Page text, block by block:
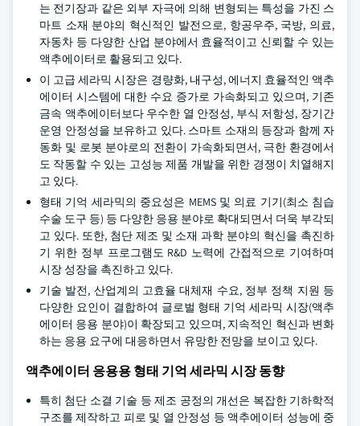
는 전기장과 같은 외부 자극에 의해 변형되는 특성을 가진 스
마트 소재 분야의 혁신적인 발전으로, 항공우주, 국방, 의료,
자동차 등 다양한 산업 분야에서 효율적이고 신뢰할 수 있는
액추에이터로 활용되고 있다.
이 고급 세라믹 시장은 경량화, 내구성, 에너지 효율적인 액추
에이터 시스템에 대한 수요 증가로 가속화되고 있으며, 기존
금속 액추에이터보다 우수한 열 안정성, 부식 저항성, 장기간
운영 안정성을 보유하고 있다. 스마트 소재의 등장과 함께 자
동화 및 로봇 분야로의 전환이 가속화되면서, 극한 환경에서
도 작동할 수 있는 고성능 제품 개발을 위한 경쟁이 치열해지
고 있다.
형태 기억 세라믹의 중요성은 MEMS 및 의료 기기(최소 침습
수술 도구 등) 등 다양한 응용 분야로 확대되면서 더욱 부각되
고 있다. 또한, 첨단 제조 및 소재 과학 분야의 혁신을 촉진하
기 위한 정부 프로그램도 R&D 노력에 간접적으로 기여하며
시장 성장을 촉진하고 있다.
기술 발전, 산업계의 고효율 대체재 수요, 정부 정책 지원 등
다양한 요인이 결합하여 글로벌 형태 기억 세라믹 시장(액추
에이터 응용 분야)이 확장되고 있으며, 지속적인 혁신과 변화
하는 응용 요구에 대응하면서 유망한 전망을 보이고 있다.
액추에이터 응용용 형태 기억 세라믹 시장 동향
특히 첨단 소결 기술 등 제조 공정의 개선은 복잡한 기하학적
구조를 제작하고 피로 및 열 안정성 등 액추에이터 성능에 중